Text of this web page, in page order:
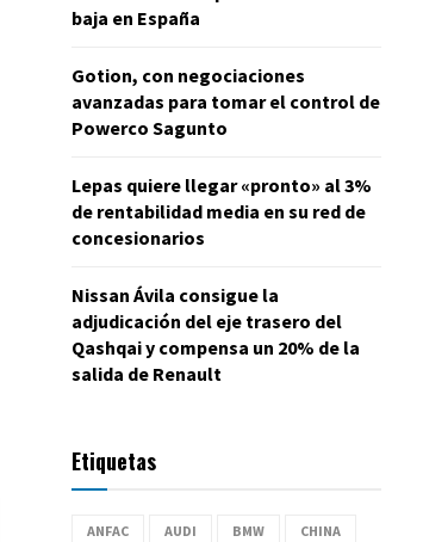
baja en España
Gotion, con negociaciones
avanzadas para tomar el control de
Powerco Sagunto
Lepas quiere llegar «pronto» al 3%
de rentabilidad media en su red de
concesionarios
Nissan Ávila consigue la
adjudicación del eje trasero del
Qashqai y compensa un 20% de la
salida de Renault
Etiquetas
ANFAC AUDI BMW CHINA